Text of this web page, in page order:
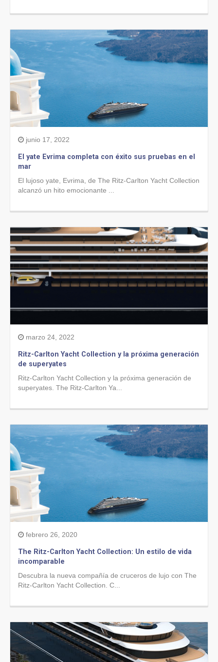
junio 17, 2022
El yate Evrima completa con éxito sus pruebas en el
mar
El lujoso yate, Evrima, de The Ritz-Carlton Yacht Collection
alcanzó un hito emocionante ...
marzo 24, 2022
Ritz-Carlton Yacht Collection y la próxima generación
de superyates
Ritz-Carlton Yacht Collection y la próxima generación de
superyates. The Ritz-Carlton Ya...
febrero 26, 2020
The Ritz-Carlton Yacht Collection: Un estilo de vida
incomparable
Descubra la nueva compañía de cruceros de lujo con The
Ritz-Carlton Yacht Collection. C...